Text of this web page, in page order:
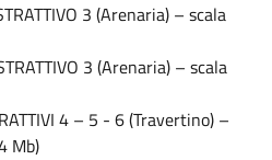
3 (Arenaria) – scala
3 (Arenaria) – scala
4 – 5 - 6 (Travertino) –
Mb)